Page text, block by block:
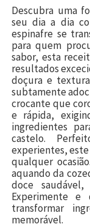
Descubra uma
seu dia a dia
espinafre se
para quem
sabor, esta
resultados
doçura e
subtamente
crocante que
e rápida,
ingredientes
castelo.
experientes,
qualquer
aquando da
doce
Experimente e
transformar
memorável.